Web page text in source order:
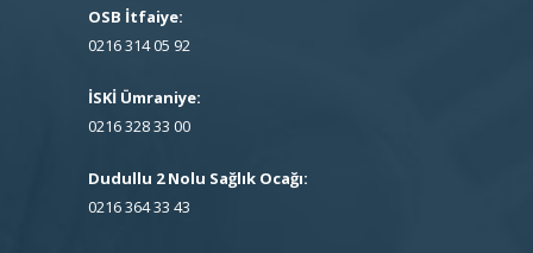
OSB İtfaiye:
0216 314 05 92
İSKİ Ümraniye:
0216 328 33 00
Dudullu 2 Nolu Sağlık Ocağı:
0216 364 33 43